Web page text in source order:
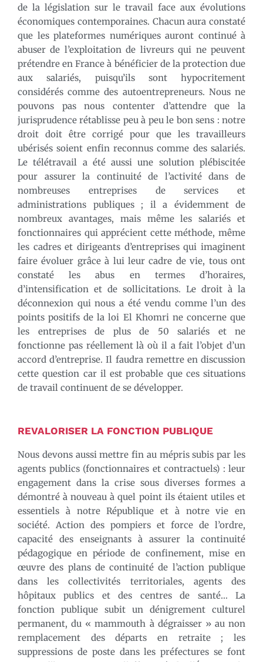
de la législation sur le travail face aux évolutions
économiques contemporaines. Chacun aura constaté
que les plateformes numériques auront continué à
abuser de l’exploitation de livreurs qui ne peuvent
prétendre en France à bénéficier de la protection due
aux salariés, puisqu’ils sont hypocritement
considérés comme des autoentrepreneurs. Nous ne
pouvons pas nous contenter d’attendre que la
jurisprudence rétablisse peu à peu le bon sens : notre
droit doit être corrigé pour que les travailleurs
ubérisés soient enfin reconnus comme des salariés.
Le télétravail a été aussi une solution plébiscitée
pour assurer la continuité de l’activité dans de
nombreuses entreprises de services et
administrations publiques ; il a évidemment de
nombreux avantages, mais même les salariés et
fonctionnaires qui apprécient cette méthode, même
les cadres et dirigeants d’entreprises qui imaginent
faire évoluer grâce à lui leur cadre de vie, tous ont
constaté les abus en termes d’horaires,
d’intensification et de sollicitations. Le droit à la
déconnexion qui nous a été vendu comme l’un des
points positifs de la loi El Khomri ne concerne que
les entreprises de plus de 50 salariés et ne
fonctionne pas réellement là où il a fait l’objet d’un
accord d’entreprise. Il faudra remettre en discussion
cette question car il est probable que ces situations
de travail continuent de se développer.
REVALORISER LA FONCTION PUBLIQUE
Nous devons aussi mettre fin au mépris subis par les
agents publics (fonctionnaires et contractuels) : leur
engagement dans la crise sous diverses formes a
démontré à nouveau à quel point ils étaient utiles et
essentiels à notre République et à notre vie en
société. Action des pompiers et force de l’ordre,
capacité des enseignants à assurer la continuité
pédagogique en période de confinement, mise en
œuvre des plans de continuité de l’action publique
dans les collectivités territoriales, agents des
hôpitaux publics et des centres de santé… La
fonction publique subit un dénigrement culturel
permanent, du « mammouth à dégraisser » au non
remplacement des départs en retraite ; les
suppressions de poste dans les préfectures se font